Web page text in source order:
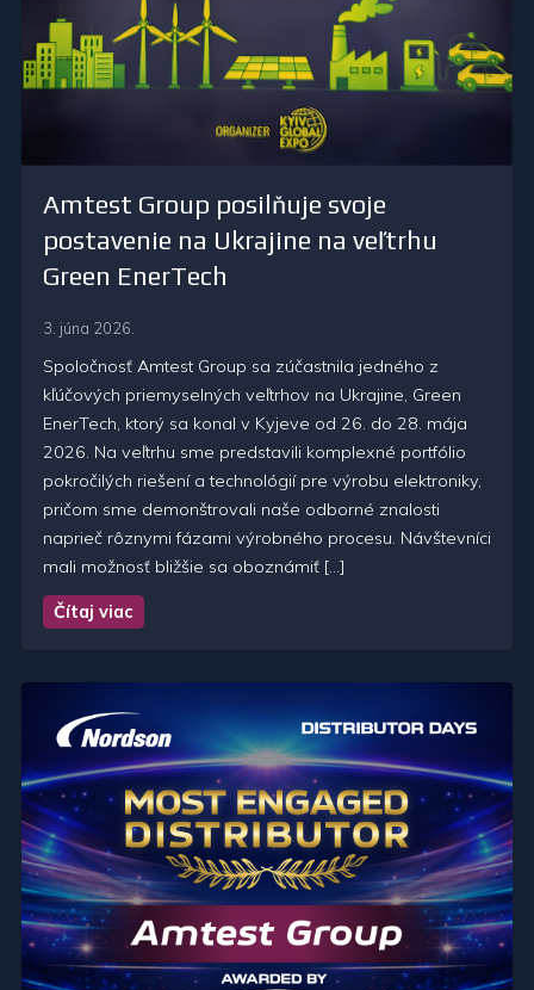
Amtest Group posilňuje svoje
postavenie na Ukrajine na veľtrhu
Green EnerTech
3. júna 2026.
Spoločnosť Amtest Group sa zúčastnila jedného z
kľúčových priemyselných veľtrhov na Ukrajine, Green
EnerTech, ktorý sa konal v Kyjeve od 26. do 28. mája
2026. Na veľtrhu sme predstavili komplexné portfólio
pokročilých riešení a technológií pre výrobu elektroniky,
pričom sme demonštrovali naše odborné znalosti
naprieč rôznymi fázami výrobného procesu. Návštevníci
mali možnosť bližšie sa oboznámiť […]
Čítaj viac